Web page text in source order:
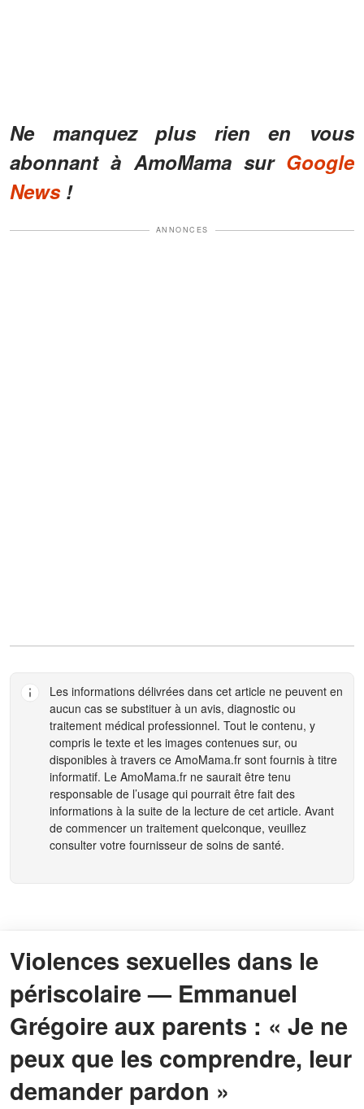
Ne manquez plus rien en vous
abonnant à AmoMama sur Google
News!
ANNONCES
Les informations délivrées dans cet article ne peuvent en
aucun cas se substituer à un avis, diagnostic ou
traitement médical professionnel. Tout le contenu, y
compris le texte et les images contenues sur, ou
disponibles à travers ce AmoMama.fr sont fournis à titre
informatif. Le AmoMama.fr ne saurait être tenu
responsable de l’usage qui pourrait être fait des
informations à la suite de la lecture de cet article. Avant
de commencer un traitement quelconque, veuillez
consulter votre fournisseur de soins de santé.
Violences sexuelles dans le
périscolaire — Emmanuel
Grégoire aux parents : « Je ne
peux que les comprendre, leur
demander pardon »